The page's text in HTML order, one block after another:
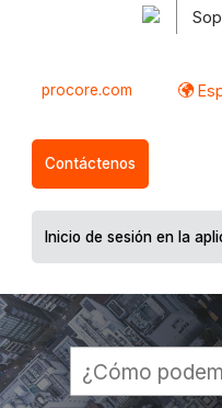
procore.com
Contáctenos
Inicio de sesión en la